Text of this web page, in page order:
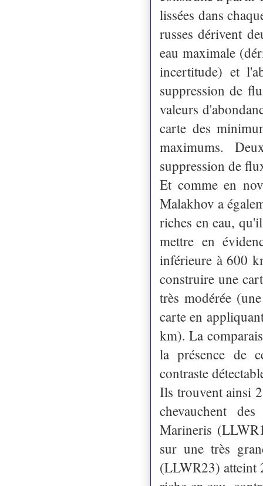
lissées dans
russes dérivent
eau maximale
incertitude) et
suppression de
valeurs
carte des
maximums.
suppression de
Et comme en
Malakhov a
riches en eau,
mettre en
inférieure à 600
construire une
très modérée
carte en
km). La
la présence de
contraste
Ils trouvent ainsi
chevauchent
Marineris
sur une très
(LLWR23) atteint